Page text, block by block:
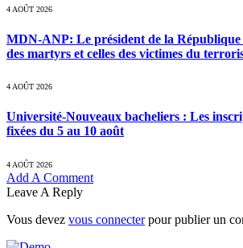
4 AOÛT 2026
MDN-ANP: Le président de la République
des martyrs et celles des victimes du
4 AOÛT 2026
Université-Nouveaux bacheliers : Les
fixées du 5 au 10 août
4 AOÛT 2026
Add A Comment
Leave A Reply
Vous devez vous connecterpour publier un